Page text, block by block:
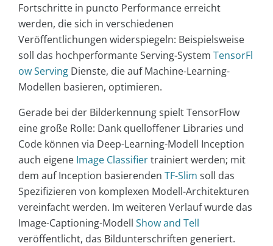
Fortschritte in puncto Performance erreicht
werden, die sich in verschiedenen
Veröffentlichungen widerspiegeln: Beispielsweise
soll das hochperformante Serving-System TensorFl
ow Serving Dienste, die auf Machine-Learning-
Modellen basieren, optimieren.
Gerade bei der Bilderkennung spielt TensorFlow
eine große Rolle: Dank quelloffener Libraries und
Code können via Deep-Learning-Modell Inception
auch eigene Image Classifiertrainiert werden; mit
dem auf Inception basierenden TF-Slim soll das
Spezifizieren von komplexen Modell-Architekturen
vereinfacht werden. Im weiteren Verlauf wurde das
Image-Captioning-Modell Show and Tell
veröffentlicht, das Bildunterschriften generiert.